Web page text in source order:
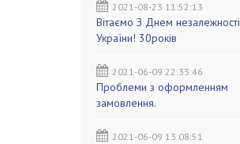
2021-08-23 11:52:13
Вітаємо З Днем незалежності
України! 30років
2021-06-09 22:33:46
Проблеми з оформленням
замовлення.
2021-06-09 13:08:51